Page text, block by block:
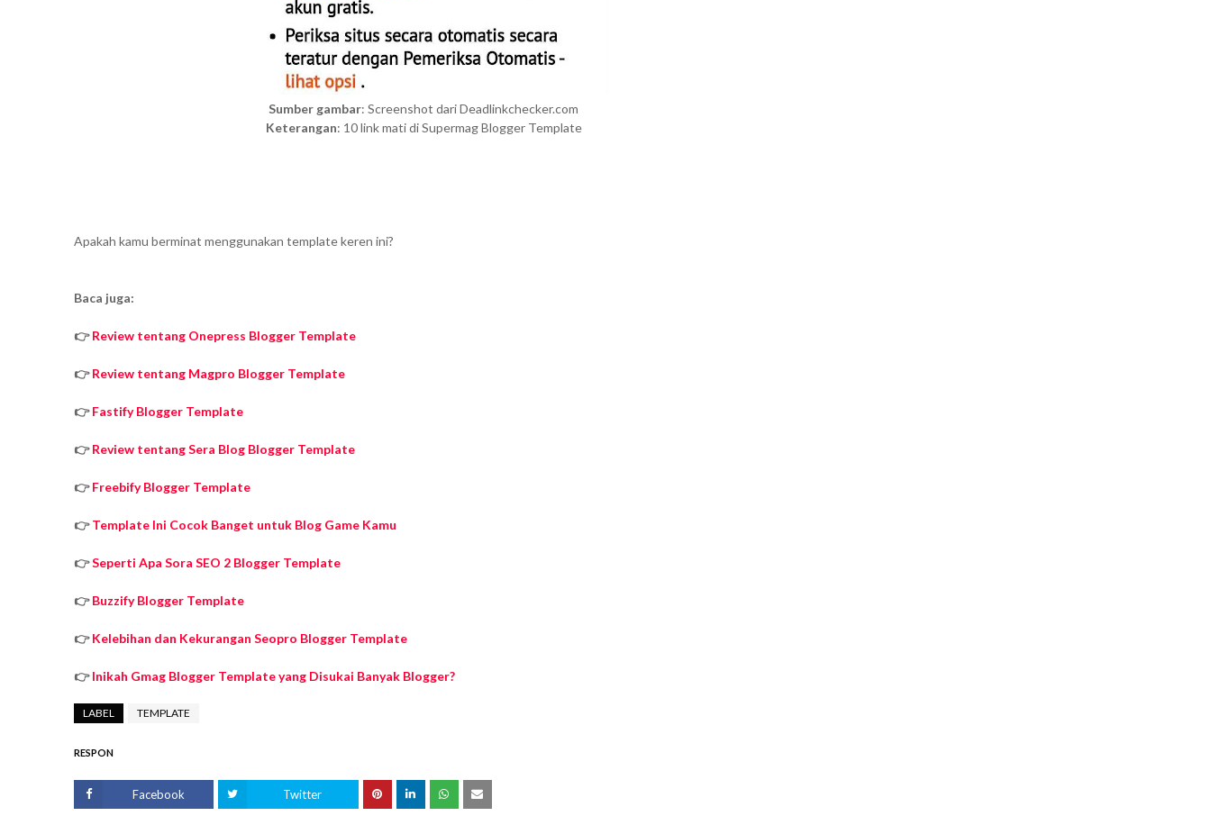
Sumber gambar: Screenshot dari Deadlinkchecker.com
Keterangan: 10 link mati di Supermag Blogger Template
Apakah kamu berminat menggunakan template keren ini?
Baca juga:
👉Review tentang Onepress Blogger Template
👉Review tentang Magpro Blogger Template
👉Fastify Blogger Template
👉Review tentang Sera Blog Blogger Template
👉Freebify Blogger Template
👉Template Ini Cocok Banget untuk Blog Game Kamu
👉Seperti Apa Sora SEO 2 Blogger Template
👉Buzzify Blogger Template
👉Kelebihan dan Kekurangan Seopro Blogger Template
👉Inikah Gmag Blogger Template yang Disukai Banyak Blogger?
LABEL TEMPLATE
RESPON
Facebook Twitter